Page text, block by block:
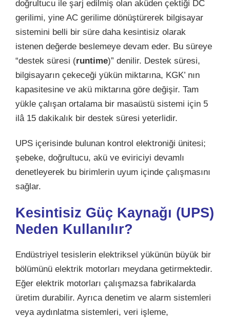
doğrultucu ile şarj edilmiş olan aküden çektiği DC
gerilimi, yine AC gerilime dönüştürerek bilgisayar
sistemini belli bir süre daha kesintisiz olarak
istenen değerde beslemeye devam eder. Bu süreye
“destek süresi (runtime)” denilir. Destek süresi,
bilgisayarın çekeceği yükün miktarına, KGK’ nın
kapasitesine ve akü miktarına göre değişir. Tam
yükle çalışan ortalama bir masaüstü sistemi için 5
ilâ 15 dakikalık bir destek süresi yeterlidir.
UPS içerisinde bulunan kontrol elektroniği ünitesi;
şebeke, doğrultucu, akü ve eviriciyi devamlı
denetleyerek bu birimlerin uyum içinde çalışmasını
sağlar.
Kesintisiz Güç Kaynağı (UPS)
Neden Kullanılır?
Endüstriyel tesislerin elektriksel yükünün büyük bir
bölümünü elektrik motorları meydana getirmektedir.
Eğer elektrik motorları çalışmazsa fabrikalarda
üretim durabilir. Ayrıca denetim ve alarm sistemleri
veya aydınlatma sistemleri, veri işleme,